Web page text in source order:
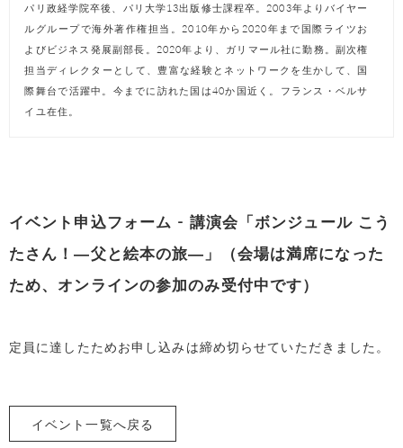
パリ政経学院卒後、パリ大学13出版修士課程卒。2003年よりバイヤー
ルグループで海外著作権担当。2010年から2020年まで国際ライツお
よびビジネス発展副部長。2020年より、ガリマール社に勤務。副次権
担当ディレクターとして、豊富な経験とネットワークを生かして、国
際舞台で活躍中。今までに訪れた国は40か国近く。フランス・ベルサ
イユ在住。
イベント申込フォーム - 講演会「ボンジュール こう
たさん！―父と絵本の旅―」（会場は満席になった
ため、オンラインの参加のみ受付中です）
定員に達したためお申し込みは締め切らせていただきました。
イベント一覧へ戻る